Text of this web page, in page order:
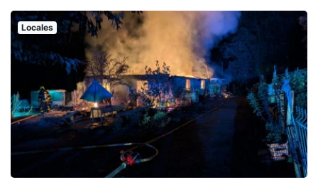
Locales